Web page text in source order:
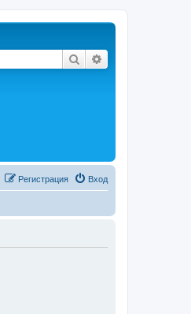
Поиск
Вход
Регистрация